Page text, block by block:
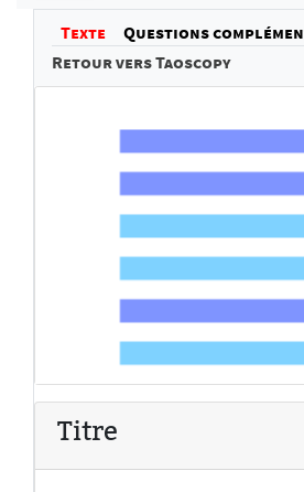
Texte
Questions
Retour vers Taoscopy
Titre